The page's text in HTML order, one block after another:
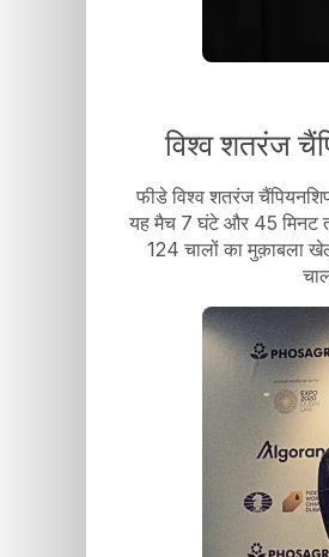
विश्व शतरंज
फीडे विश्व शतरंज
यह मैच 7 घंटे और 45 मिनट
124 चालों का मुक़ाबला